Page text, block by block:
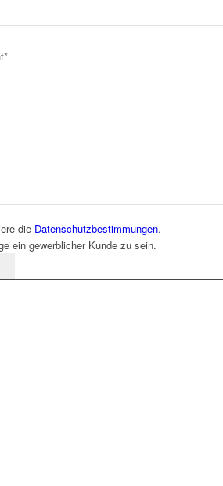
die Datenschutzbestimmungen.
ein gewerblicher Kunde zu sein.
dieses Feld leer